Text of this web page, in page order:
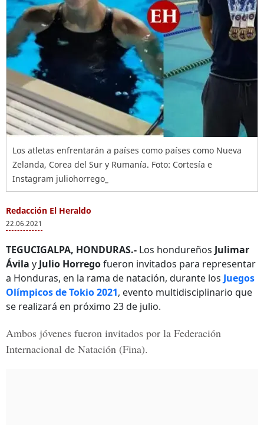
Los atletas enfrentarán a países como países como Nueva
Zelanda, Corea del Sur y Rumanía. Foto: Cortesía e
Instagram juliohorrego_
Redacción El Heraldo
22.06.2021
TEGUCIGALPA, HONDURAS.- Los hondureños Julimar
Ávila y Julio Horregofueron invitados para representar
a Honduras, en la rama de natación, durante los Juegos
Olímpicos de Tokio 2021, evento multidisciplinario que
se realizará en próximo 23 de julio.
Ambos jóvenes fueron invitados por la Federación
Internacional de Natación (Fina).